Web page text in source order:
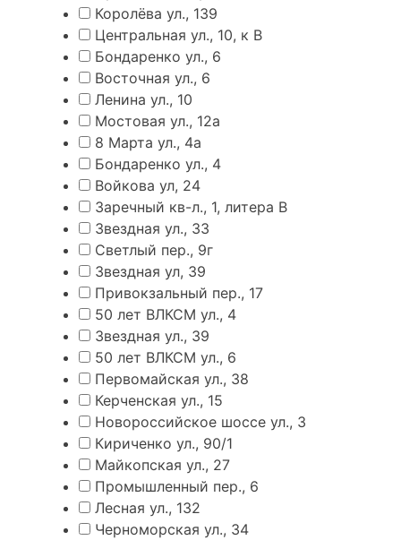
Королёва ул., 139
Центральная ул., 10, к В
Бондаренко ул., 6
Восточная ул., 6
Ленина ул., 10
Мостовая ул., 12а
8 Марта ул., 4а
Бондаренко ул., 4
Войкова ул, 24
Заречный кв-л., 1, литера В
Звездная ул., 33
Светлый пер., 9г
Звездная ул, 39
Привокзальный пер., 17
50 лет ВЛКСМ ул., 4
Звездная ул., 39
50 лет ВЛКСМ ул., 6
Первомайская ул., 38
Керченская ул., 15
Новороссийское шоссе ул., 3
Кириченко ул., 90/1
Майкопская ул., 27
Промышленный пер., 6
Лесная ул., 132
Черноморская ул., 34